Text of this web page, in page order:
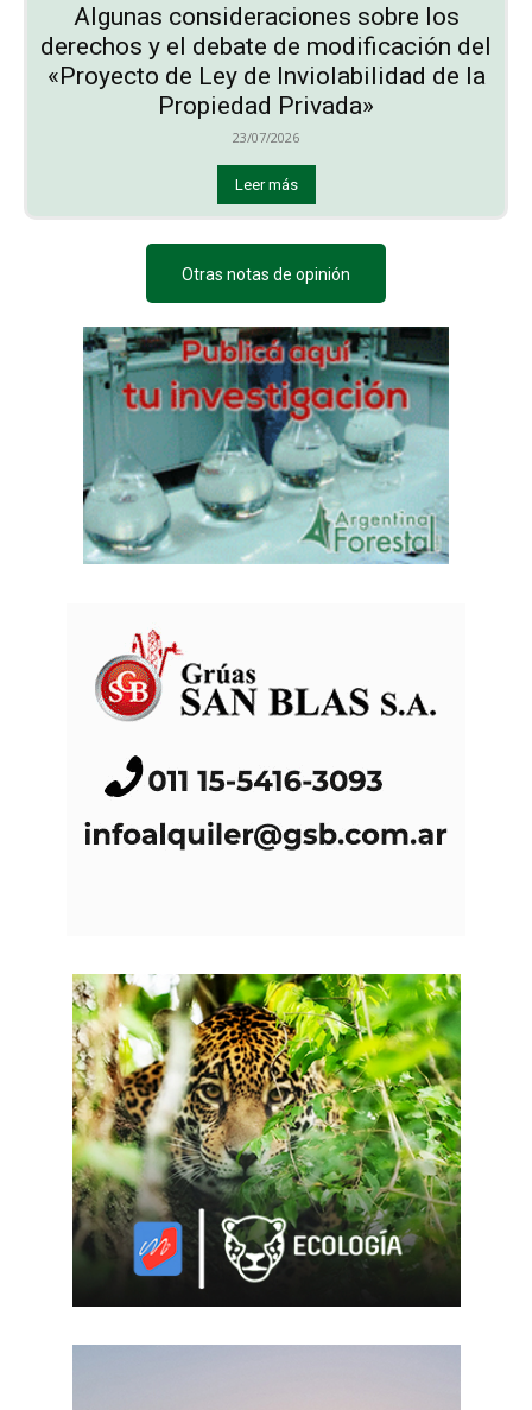
Algunas consideraciones sobre los
derechos y el debate de modificación del
«Proyecto de Ley de Inviolabilidad de la
Propiedad Privada»
23/07/2026
Leer más
Otras notas de opinión